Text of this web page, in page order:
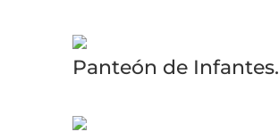
Panteón de Infantes.